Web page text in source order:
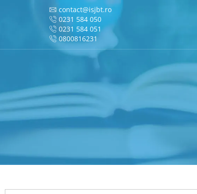
contact@isjbt.ro
0231 584 050
0231 584 051
0800816231